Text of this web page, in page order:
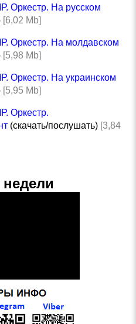
Оркестр. На русском
[6,02 Mb]
Оркестр. На молдавском
[5,98 Mb]
Оркестр. На украинском
[5,95 Mb]
Оркестр.
(скачать/послушать) [3,84